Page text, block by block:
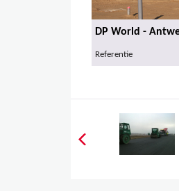
DP World -
Referentie